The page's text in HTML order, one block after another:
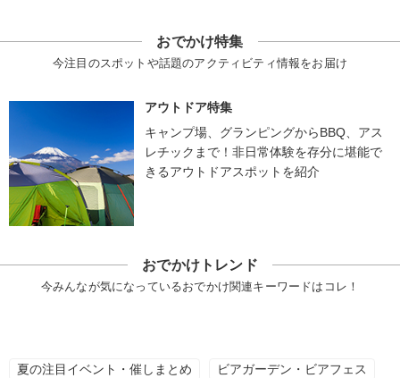
おでかけ特集
今注目のスポットや話題のアクティビティ情報をお届け
アウトドア特集
キャンプ場、グランピングからBBQ、アス
レチックまで！非日常体験を存分に堪能で
きるアウトドアスポットを紹介
おでかけトレンド
今みんなが気になっているおでかけ関連キーワードはコレ！
夏の注目イベント・催しまとめ ビアガーデン・ビアフェス